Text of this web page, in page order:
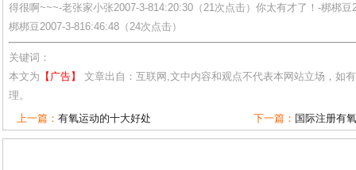
得很啊~~~-老张家小张2007-3-814:20:30（21次点击）你太有才了！-梆梆
梆梆豆2007-3-816:46:48（24次点击）
关键词：
本文为 【广告】
文章出自：互联网,文中内容和观点不代表本网站立场，如
理。
上一篇： 有氧运动的十大好处 下一篇： 国际注册有